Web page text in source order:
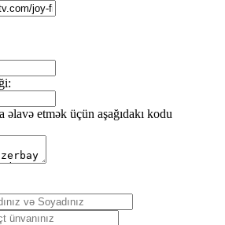
əlavə etmək üçün aşağıdakı kodu